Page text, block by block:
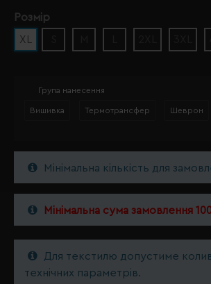
Розмір
XL
Група нанесення
Вишивка Термотрансфер Шеврон
Мінімальна кількість для
Мінімальна сума замовлення
Для текстилю допустиме
технічних параметрів.